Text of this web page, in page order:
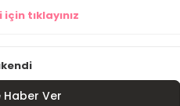
tıklayınız
Haber Ver